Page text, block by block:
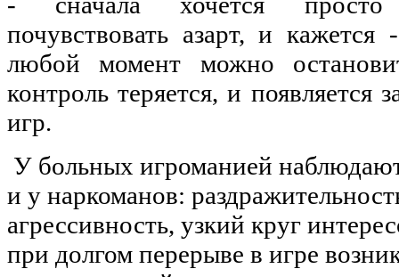
почувствовать азарт, и
любой момент можно
контроль теряется, и появляется
игр.
У больных игроманией
и у наркоманов:
агрессивность, узкий круг
при долгом перерыве в игре